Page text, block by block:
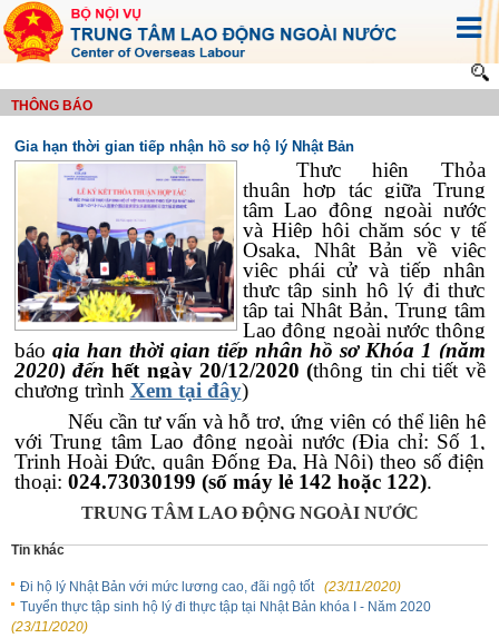
THÔNG BÁO
Gia hạn thời gian tiếp nhận hồ sơ hộ lý Nhật Bản
Thực hiện Thỏa
thuận hợp tác giữa Trung
tâm Lao động ngoài nước
và Hiệp hội chăm sóc y tế
Osaka, Nhật Bản về việc
việc phái cử và tiếp nhận
thực tập sinh hộ lý đi thực
tập tại Nhật Bản, Trung tâm
Lao động ngoài nước thông
báo gia hạn thời gian tiếp nhận hồ sơ Khóa 1 (năm
2020) đến hết ngày 20/12/2020 (thông tin chi tiết về
chương trình Xem tại đây)
Nếu cần tư vấn và hỗ trợ, ứng viên có thể liên hệ
với Trung tâm Lao động ngoài nước (Địa chỉ: Số 1,
Trịnh Hoài Đức, quận Đống Đa, Hà Nội) theo số điện
thoại: 024.73030199 (số máy lẻ 142 hoặc 122).
TRUNG TÂM LAO ĐỘNG NGOÀI NƯỚC
Tin khác
Đi hộ lý Nhật Bản với mức lương cao, đãi ngộ tốt
(23/11/2020)
Tuyển thực tập sinh hộ lý đi thực tập tại Nhật Bản khóa I - Năm 2020
(23/11/2020)